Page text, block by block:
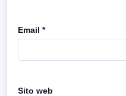
Email *
Sito web